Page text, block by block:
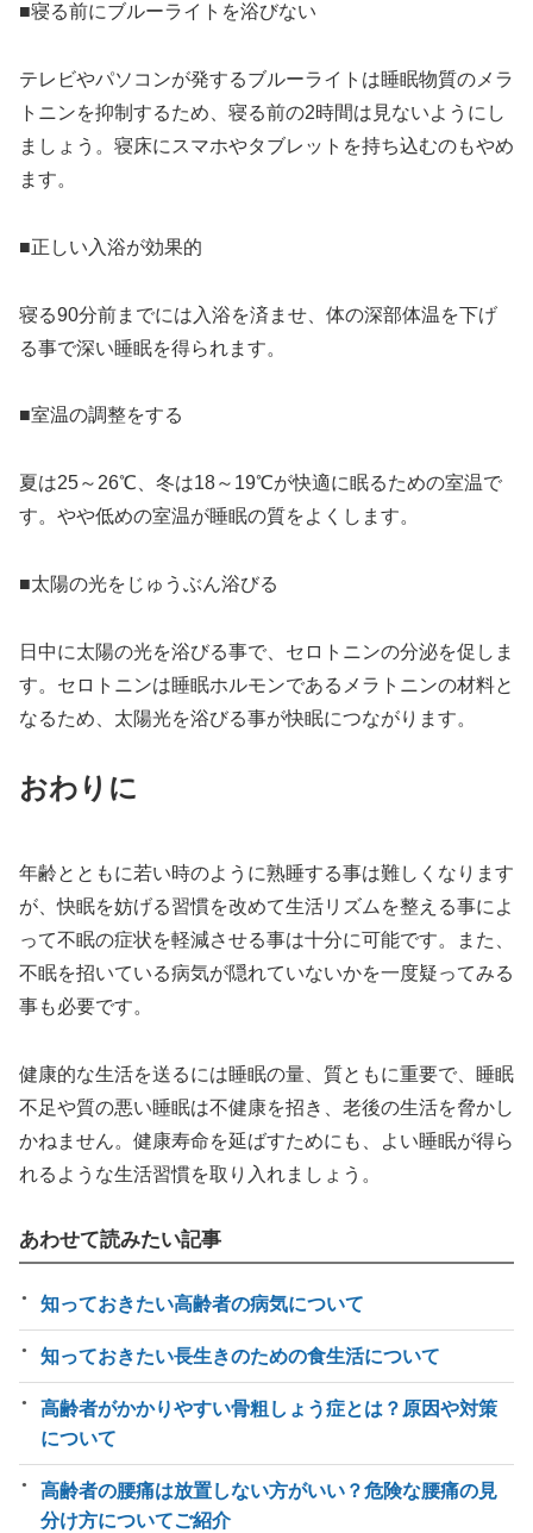
■寝る前にブルーライトを浴びない
テレビやパソコンが発するブルーライトは睡眠物質のメラ
トニンを抑制するため、寝る前の2時間は見ないようにし
ましょう。寝床にスマホやタブレットを持ち込むのもやめ
ます。
■正しい入浴が効果的
寝る90分前までには入浴を済ませ、体の深部体温を下げ
る事で深い睡眠を得られます。
■室温の調整をする
夏は25～26℃、冬は18～19℃が快適に眠るための室温で
す。やや低めの室温が睡眠の質をよくします。
■太陽の光をじゅうぶん浴びる
日中に太陽の光を浴びる事で、セロトニンの分泌を促しま
す。セロトニンは睡眠ホルモンであるメラトニンの材料と
なるため、太陽光を浴びる事が快眠につながります。
おわりに
年齢とともに若い時のように熟睡する事は難しくなります
が、快眠を妨げる習慣を改めて生活リズムを整える事によ
って不眠の症状を軽減させる事は十分に可能です。また、
不眠を招いている病気が隠れていないかを一度疑ってみる
事も必要です。
健康的な生活を送るには睡眠の量、質ともに重要で、睡眠
不足や質の悪い睡眠は不健康を招き、老後の生活を脅かし
かねません。健康寿命を延ばすためにも、よい睡眠が得ら
れるような生活習慣を取り入れましょう。
あわせて読みたい記事
知っておきたい高齢者の病気について
知っておきたい長生きのための食生活について
高齢者がかかりやすい骨粗しょう症とは？原因や対策
について
高齢者の腰痛は放置しない方がいい？危険な腰痛の見
分け方についてご紹介